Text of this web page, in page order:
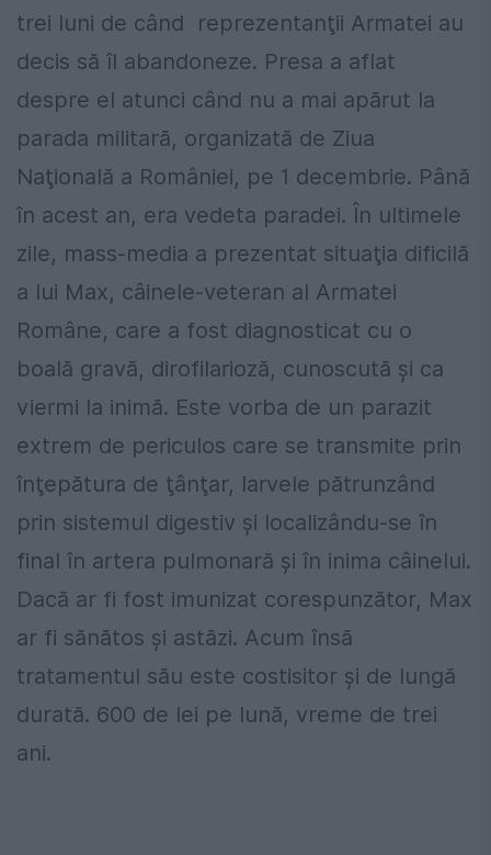
trei luni de când reprezentanţii Armatei au
decis să îl abandoneze. Presa a aflat
despre el atunci când nu a mai apărut la
parada militară, organizată de Ziua
Naţională a României, pe 1 decembrie. Până
în acest an, era vedeta paradei. În ultimele
zile, mass-media a prezentat situaţia dificilă
a lui Max, câinele-veteran al Armatei
Române, care a fost diagnosticat cu o
boală gravă, dirofilarioză, cunoscută şi ca
viermi la inimă. Este vorba de un parazit
extrem de periculos care se transmite prin
înţepătura de ţânţar, larvele pătrunzând
prin sistemul digestiv şi localizându-se în
final în artera pulmonară şi în inima câinelui.
Dacă ar fi fost imunizat corespunzător, Max
ar fi sănătos şi astăzi. Acum însă
tratamentul său este costisitor şi de lungă
durată. 600 de lei pe lună, vreme de trei
ani.